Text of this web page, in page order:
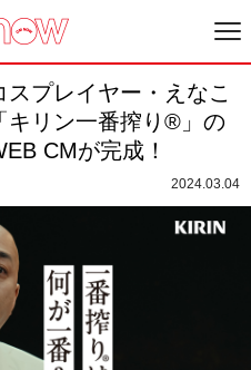
プレイヤー・えなこ
キリン一番搾り®」の
CMが完成！
2024.03.04